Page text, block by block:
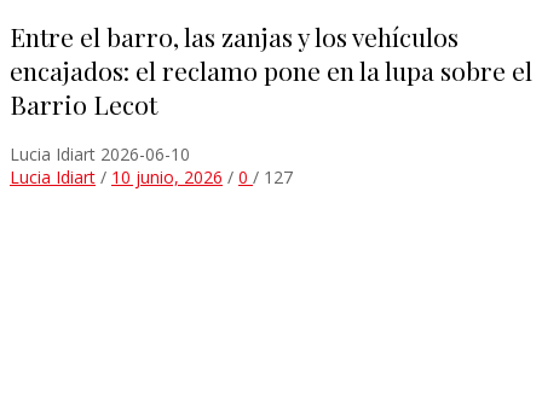
Entre el barro, las zanjas y los vehículos
encajados: el reclamo pone en la lupa sobre el
Barrio Lecot
Lucia Idiart 2026-06-10
Lucia Idiart / 10 junio, 2026 / 0 / 127